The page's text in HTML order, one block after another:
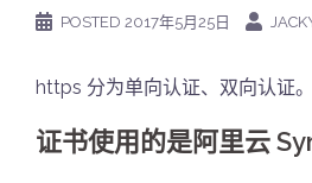
POSTED 2017年5月25日
https 分为单向认证、双向认证。
证书使用的是阿里云